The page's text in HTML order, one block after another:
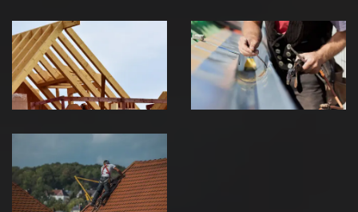
Traitement de
charpente 39
Jura
Travaux de
zinguerie 39
Jura
Urgence fuite
de toiture 39
Jura